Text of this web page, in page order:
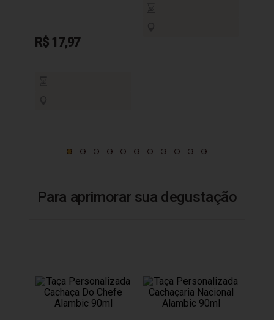
R$ 17,97
Para aprimorar sua degustação